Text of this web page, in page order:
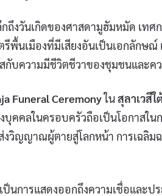
ถึงวันเกิดของศาสดามูฮัมหมัด เทศ
รีพื้นเมืองที่มีเสียงอันเป็นเอกลักษ
กับความมีชีวิตชีวาของชุมชนและค
Funeral Ceremonyในสุลาเวสีใ
บุคคลในครอบครัวถือเป็นโอกาสใ
งวิญญาณผู้ตายสู่โลกหน้า การเฉลิ
ป็นการแสดงออกถึงความเชื่อและ